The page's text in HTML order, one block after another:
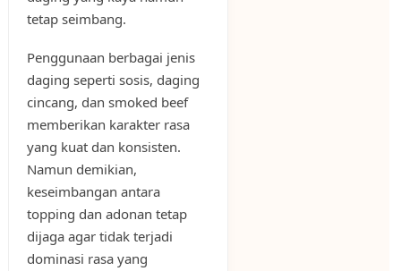
tetap seimbang.
Penggunaan berbagai jenis
daging seperti sosis, daging
cincang, dan smoked beef
memberikan karakter rasa
yang kuat dan konsisten.
Namun demikian,
keseimbangan antara
topping dan adonan tetap
dijaga agar tidak terjadi
dominasi rasa yang